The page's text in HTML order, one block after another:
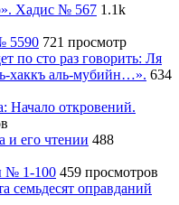
Хадис № 567 1.1k
5590 721 просмотр
по сто раз говорить: Ля
хаккъ аль-мубийн…». 634
Начало откровений.
и его чтении 488
№ 1-100 459 просмотров
семьдесят оправданий